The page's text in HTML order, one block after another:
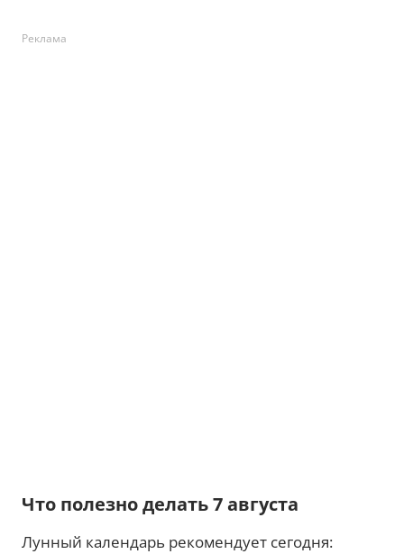
Реклама
Что полезно делать 7 августа
Лунный календарь рекомендует сегодня: